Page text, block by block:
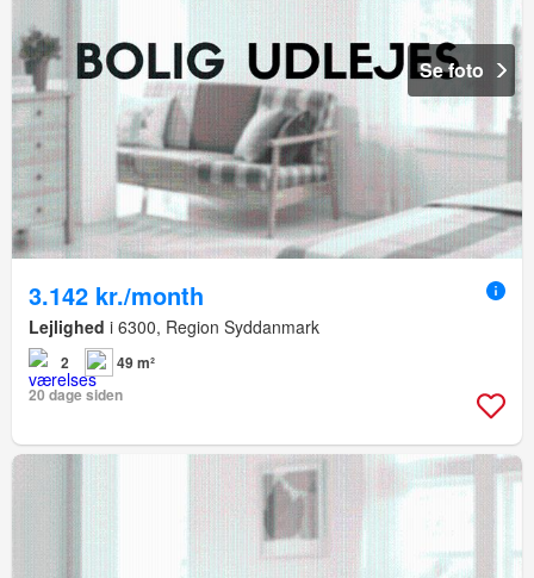
Se foto
3.142 kr./month
Lejlighed i 6300, Region Syddanmark
2
49 m²
20 dage siden